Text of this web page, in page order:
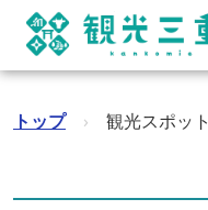
トップ › 観光スポット